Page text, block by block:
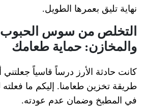
نهاية تليق بعمرها الطويل.
التخلص من سوس الحبوب
والمخازن: حماية طعامك
كانت حادثة الأرز درساً قاسياً جعلتني
طريقة تخزين طعامنا. إليكم ما
في المطبخ وضمان عدم عودته.